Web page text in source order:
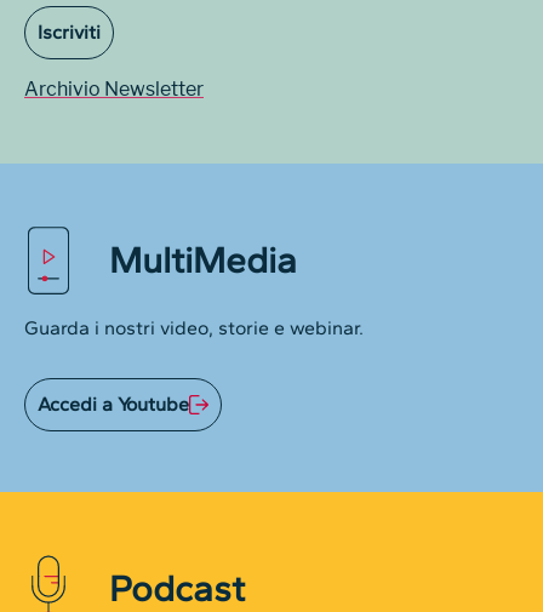
Iscriviti
Archivio Newsletter
MultiMedia
Guarda i nostri video, storie e webinar.
Accedi a Youtube
Podcast